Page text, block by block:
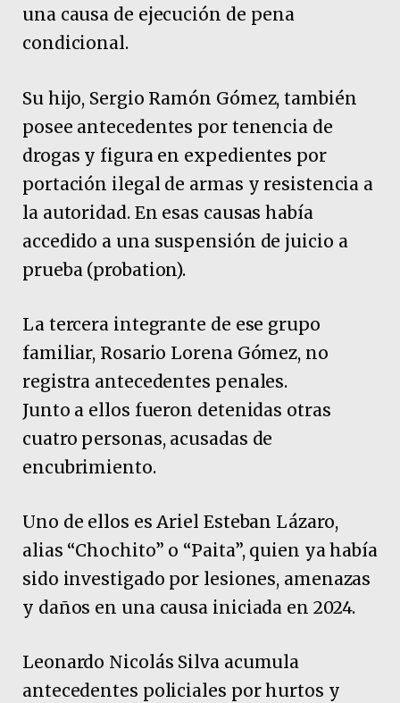
una causa de ejecución de pena
condicional.
Su hijo, Sergio Ramón Gómez, también
posee antecedentes por tenencia de
drogas y figura en expedientes por
portación ilegal de armas y resistencia a
la autoridad. En esas causas había
accedido a una suspensión de juicio a
prueba (probation).
La tercera integrante de ese grupo
familiar, Rosario Lorena Gómez, no
registra antecedentes penales.
Junto a ellos fueron detenidas otras
cuatro personas, acusadas de
encubrimiento.
Uno de ellos es Ariel Esteban Lázaro,
alias “Chochito” o “Paita”, quien ya había
sido investigado por lesiones, amenazas
y daños en una causa iniciada en 2024.
Leonardo Nicolás Silva acumula
antecedentes policiales por hurtos y